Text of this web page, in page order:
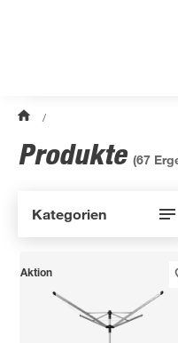
/
Produkte (67
Kategorien
Aktion